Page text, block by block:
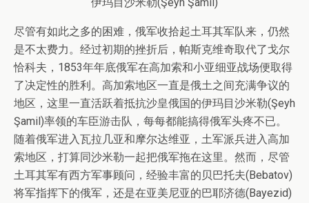
尽管有如此之多的困难，俄军收拾起土耳其军队来，仍然
是不太费力。经过初期的挫折后，帕斯克维奇取代了戈尔
恰科夫，1853年年底俄军在高加索和小亚细亚战场便取得
了决定性的胜利。高加索地区一直是俄土之间充满争议的
地区，这里一直活跃着抵抗沙皇俄国的伊玛目沙米勒(Şeyh
Şamil)率领的车臣游击队，每每都能搞得俄军头疼不已。
随着俄军进入瓦拉几亚和摩尔达维亚，土军派兵进入高加
索地区，打算同沙米勒一起把俄军拖在这里。然而，尽管
土耳其军有西方军事顾问，经验丰富的贝巴托夫(Bebatov)
将军指挥下的俄军，还是在亚美尼亚的巴耶济德(Bayezid)